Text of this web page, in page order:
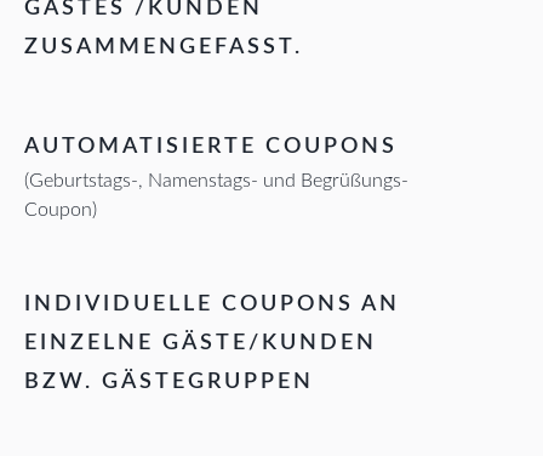
GASTES /KUNDEN
ZUSAMMENGEFASST.
AUTOMATISIERTE COUPONS
(Geburtstags-, Namenstags- und Begrüßungs-
Coupon)
INDIVIDUELLE COUPONS AN
EINZELNE GÄSTE/KUNDEN
BZW. GÄSTEGRUPPEN